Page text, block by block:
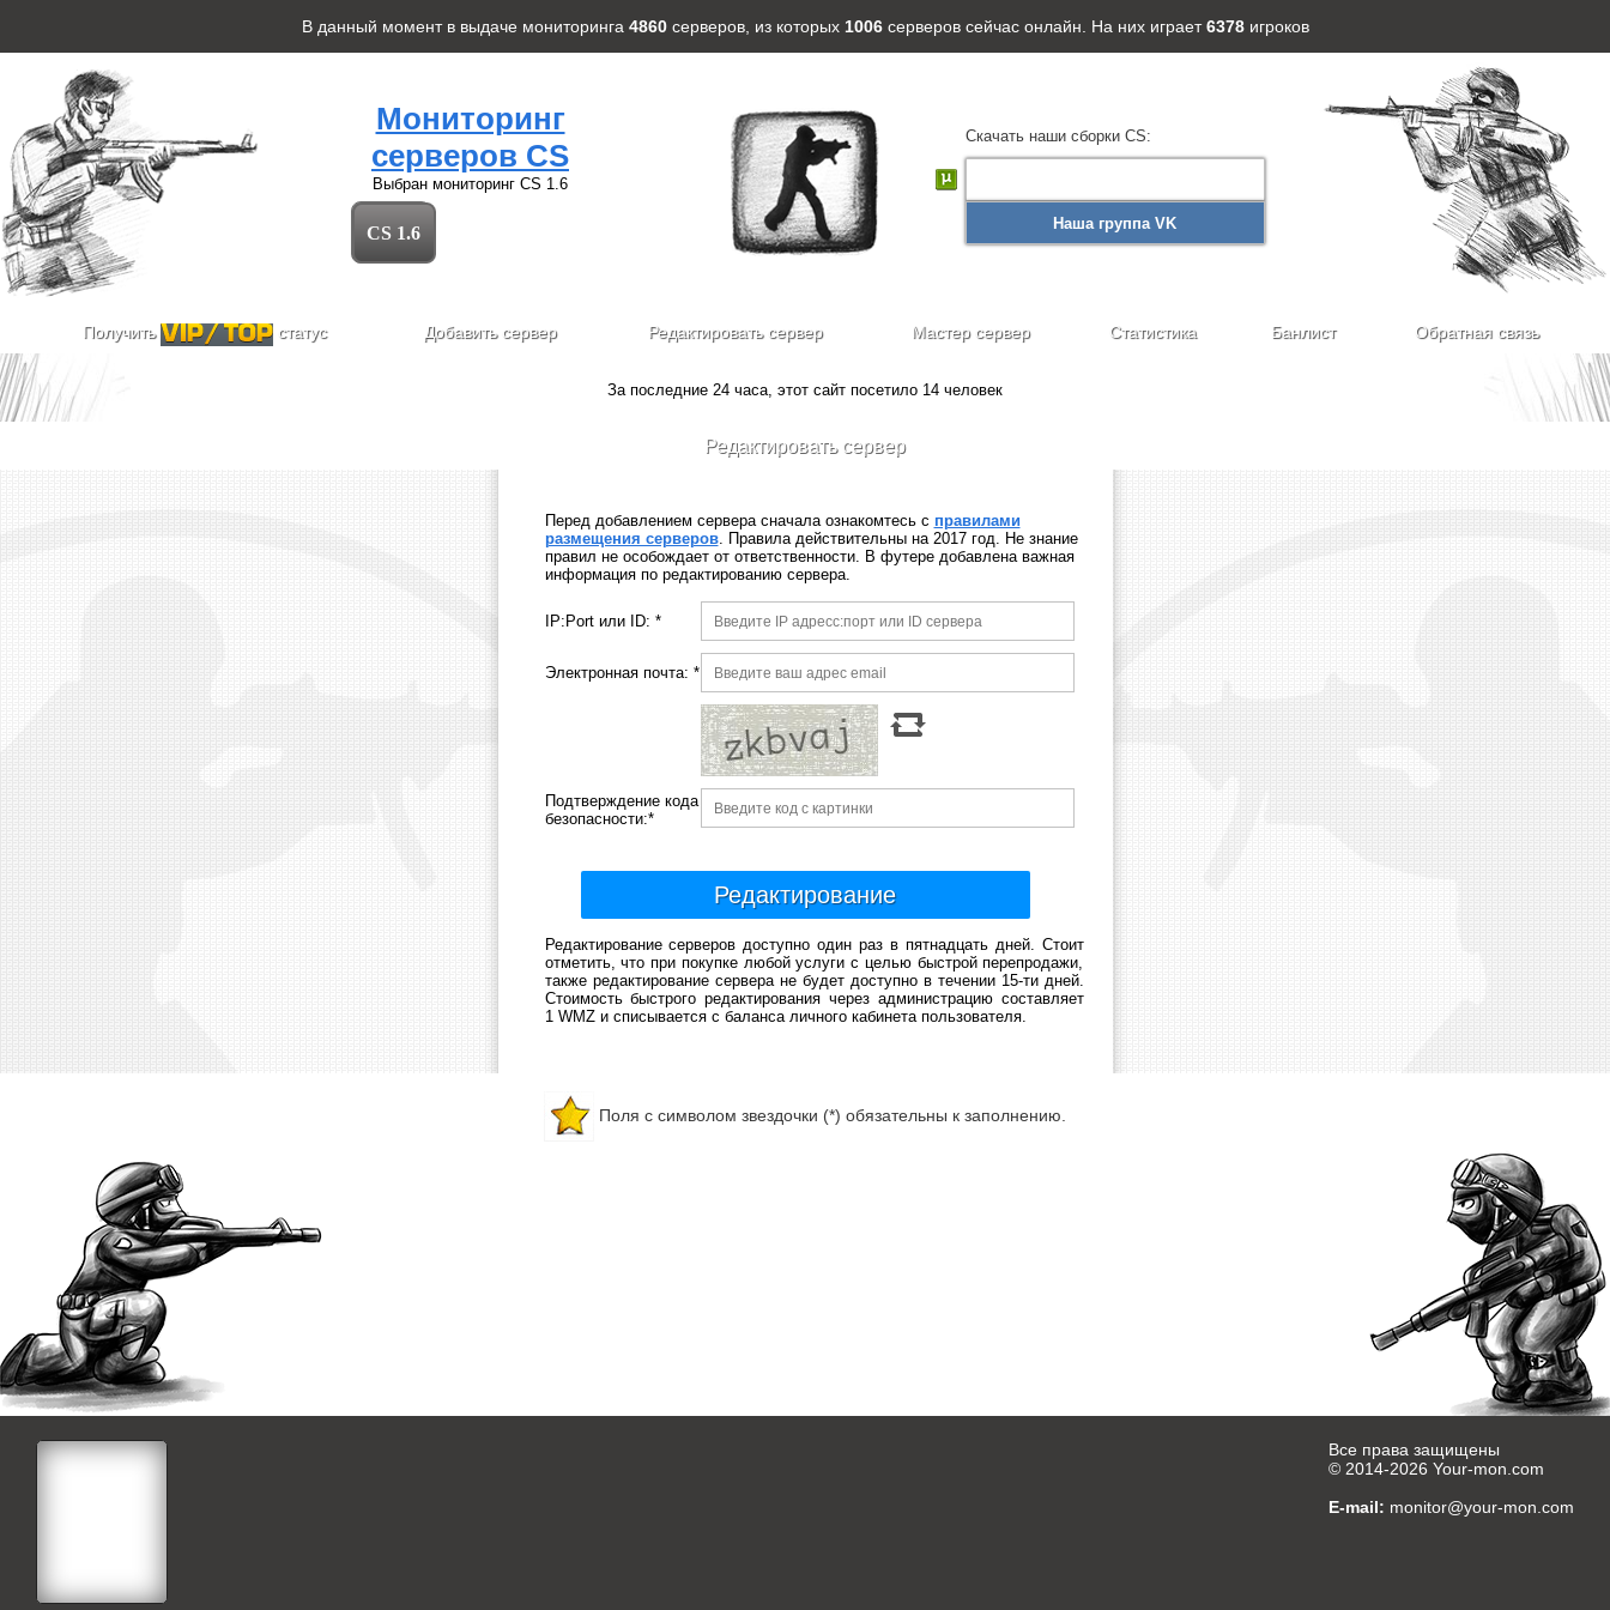
В данный момент в выдаче мониторинга 4860 серверов, из которых 1006 серверовсейчас онлайн. На них играет6378 игроков
Мониторинг
серверов CS
Выбран мониторинг CS 1.6
CS 1.6
Скачать наши сборки CS:
Наша группа VK
Получить статус Добавить сервер Редактировать сервер Мастер сервер Статистика Банлист Обратная связь
За последние 24 часа, этот сайт посетило 14 человек
Редактировать сервер
Перед добавлением сервера сначала ознакомтесь с правилами
размещения серверов. Правила действительны на 2017 год. Не знание
правил не особождает от ответственности. В футере добавлена важная
информация по редактированию сервера.
IP:Port или ID: *
Электронная почта: *
Подтверждение кода
безопасности:*
Редактирование
Редактирование серверов доступно один раз в пятнадцать дней. Стоит
отметить, что при покупке любой услуги с целью быстрой перепродажи,
также редактирование сервера не будет доступно в течении 15-ти дней.
Стоимость быстрого редактирования через администрацию составляет
1 WMZ и списывается с баланса личного кабинета пользователя.
Поля с символом звездочки (*) обязательны к заполнению.
Все права защищены
© 2014-2026 Your-mon.com
E-mail: monitor@your-mon.com